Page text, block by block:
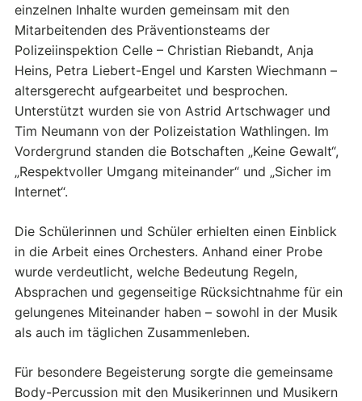
einzelnen Inhalte wurden gemeinsam mit den
Mitarbeitenden des Präventionsteams der
Polizeiinspektion Celle – Christian Riebandt, Anja
Heins, Petra Liebert-Engel und Karsten Wiechmann –
altersgerecht aufgearbeitet und besprochen.
Unterstützt wurden sie von Astrid Artschwager und
Tim Neumann von der Polizeistation Wathlingen. Im
Vordergrund standen die Botschaften „Keine Gewalt“,
„Respektvoller Umgang miteinander“ und „Sicher im
Internet“.
Die Schülerinnen und Schüler erhielten einen Einblick
in die Arbeit eines Orchesters. Anhand einer Probe
wurde verdeutlicht, welche Bedeutung Regeln,
Absprachen und gegenseitige Rücksichtnahme für ein
gelungenes Miteinander haben – sowohl in der Musik
als auch im täglichen Zusammenleben.
Für besondere Begeisterung sorgte die gemeinsame
Body-Percussion mit den Musikerinnen und Musikern